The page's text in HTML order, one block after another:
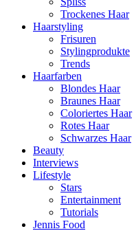
Trockenes Haar
Haarstyling
Frisuren
Stylingprodukte
Trends
Haarfarben
Blondes Haar
Braunes Haar
Coloriertes Haar
Rotes Haar
Schwarzes Haar
Beauty
Interviews
Lifestyle
Stars
Entertainment
Tutorials
Jennis Food